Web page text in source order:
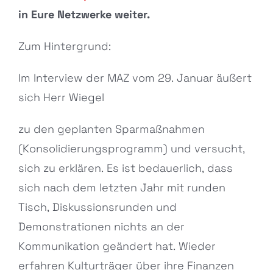
in Eure Netzwerke weiter.
Zum Hintergrund:
Im Interview der MAZ vom 29. Januar äußert
sich Herr Wiegel
zu den geplanten Sparmaßnahmen
(Konsolidierungsprogramm) und versucht,
sich zu erklären. Es ist bedauerlich, dass
sich nach dem letzten Jahr mit runden
Tisch, Diskussionsrunden und
Demonstrationen nichts an der
Kommunikation geändert hat. Wieder
erfahren Kulturträger über ihre Finanzen